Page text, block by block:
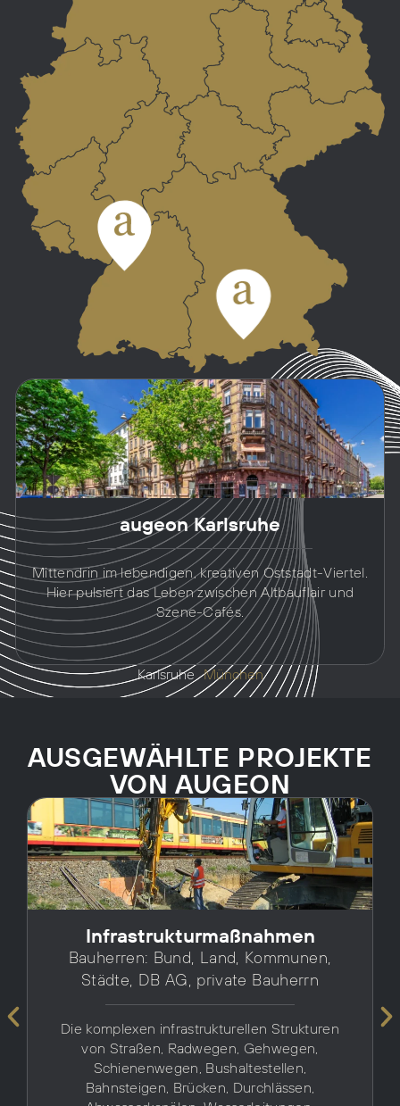
Karlsruhe München
augeon Karlsruhe
Mittendrin im lebendigen, kreativen Oststadt-Viertel.
Hier pulsiert das Leben zwischen Altbauflair und
Szene-Cafés.
AUSGEWÄHLTE PROJEKTE
VON AUGEON
Infrastrukturmaßnahmen
Bauherren: Bund, Land, Kommunen,
Städte, DB AG, private Bauherrn
Die komplexen infrastrukturellen Strukturen
von Straßen, Radwegen, Gehwegen,
Schienenwegen, Bushaltestellen,
Bahnsteigen, Brücken, Durchlässen,